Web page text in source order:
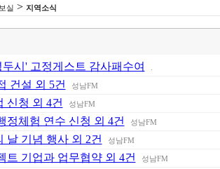
실 >지역소식
시' 고정게스트 감사패수여
건설 외 5건 성남FM
신청 외 4건 성남FM
정체험 연수 신청 외 4건 성남FM
날 기념 행사 외 2건 성남FM
트 기업과 업무협약 외 4건 성남FM